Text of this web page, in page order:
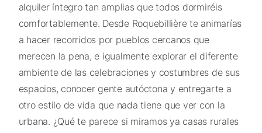
alquiler íntegro tan amplias que todos dormiréis
comfortablemente. Desde Roquebillière te animarías
a hacer recorridos por pueblos cercanos que
merecen la pena, e igualmente explorar el diferente
ambiente de las celebraciones y costumbres de sus
espacios, conocer gente autóctona y entregarte a
otro estilo de vida que nada tiene que ver con la
urbana. ¿Qué te parece si miramos ya casas rurales